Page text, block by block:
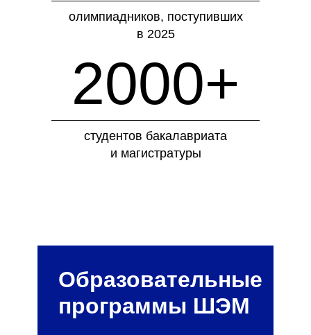
олимпиадников, поступивших
в 2025
2000+
студентов бакалавриата
и магистратуры
Образовательные
программы ШЭМ